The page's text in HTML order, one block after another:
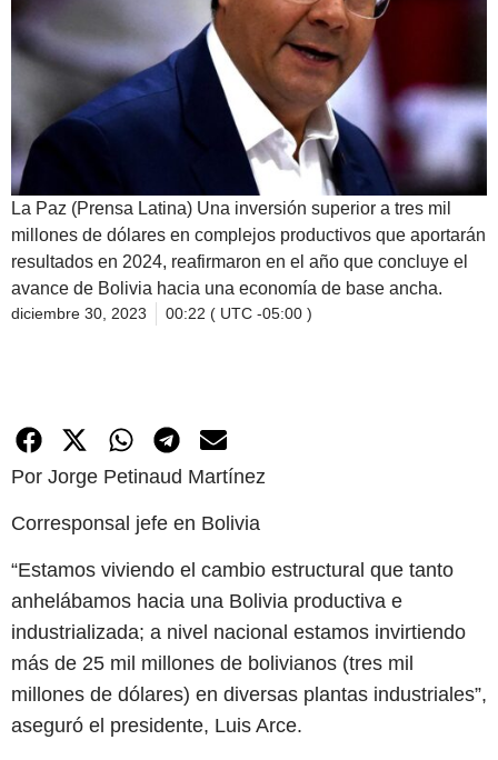
La Paz (Prensa Latina) Una inversión superior a tres mil
millones de dólares en complejos productivos que aportarán
resultados en 2024, reafirmaron en el año que concluye el
avance de Bolivia hacia una economía de base ancha.
diciembre 30, 2023 00:22 ( UTC -05:00 )
Por Jorge Petinaud Martínez
Corresponsal jefe en Bolivia
“Estamos viviendo el cambio estructural que tanto
anhelábamos hacia una Bolivia productiva e
industrializada; a nivel nacional estamos invirtiendo
más de 25 mil millones de bolivianos (tres mil
millones de dólares) en diversas plantas industriales”,
aseguró el presidente, Luis Arce.